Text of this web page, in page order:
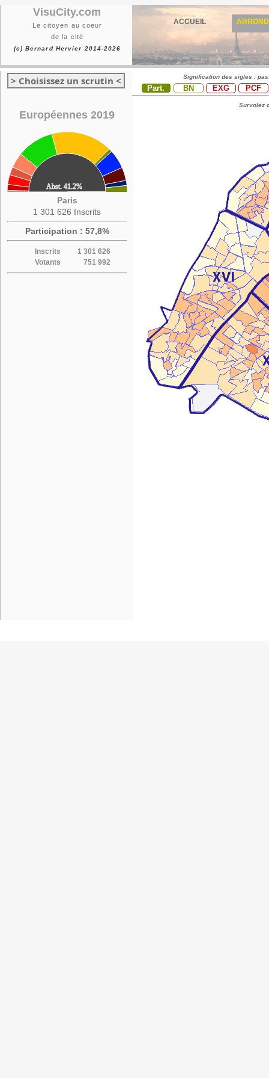
VisuCity.com
Le citoyen au coeur
de la cité
(c) Bernard Hervier 2014-2026
ACCUEIL
> Choisissez un scrutin <
Européennes 2019
Paris
1 301 626 Inscrits
Participation : 57,8%
Inscrits
1 301 626
Votants
751 992
Signification des sigles :
Part. BN EXG PCF
Survolez